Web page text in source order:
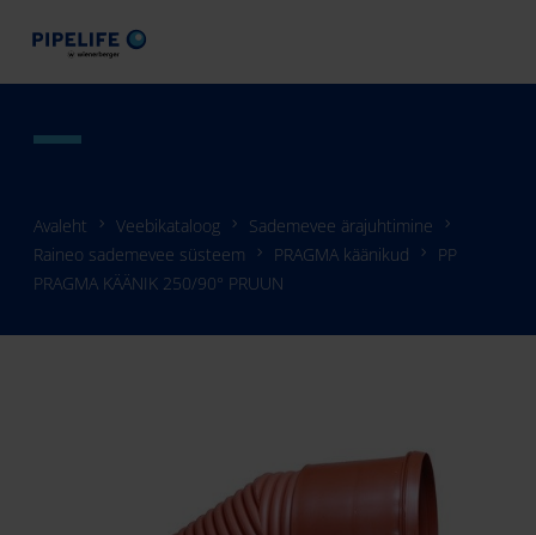
Avaleht Veebikataloog
Sademevee ärajuhtimine
Raineo sademevee süsteem
PRAGMA käänikud
PP
PRAGMA KÄÄNIK 250/90° PRUUN